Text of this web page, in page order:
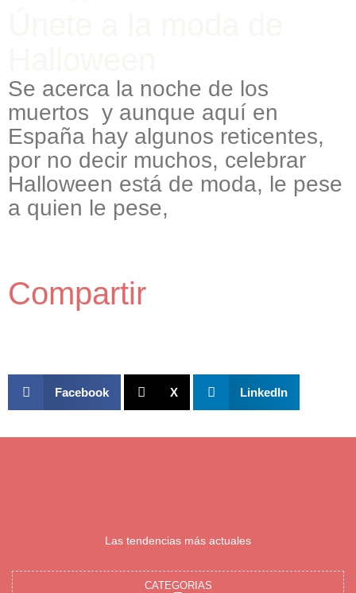
Se acerca la noche de los
muertos y aunque aquí en
España hay algunos reticentes,
por no decir muchos, celebrar
Halloween está de moda, le pese
a quien le pese,
Compartir
Facebook X LinkedIn
Las tendencias más actuales
CATEGORIAS